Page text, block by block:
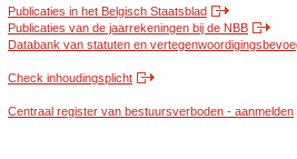
Publicaties in het Belgisch Staatsblad
Publicaties van de jaarrekeningen bij de NBB
Databank van statuten en
Check inhoudingsplicht
Centraal register van bestuursverboden - aanmelden